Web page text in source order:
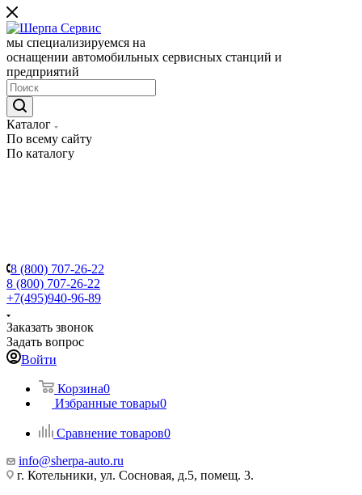
мы специализируемся на
оснащении автомобильных сервисных станций и
предприятий
Каталог
По всему сайту
По каталогу
8 (800) 707-26-22
8 (800) 707-26-22
+7(495)940-96-89
Заказать звонок
Задать вопрос
Войти
Корзина0
Избранные товары0
Сравнение товаров0
info@sherpa-auto.ru
г. Котельники, ул. Сосновая, д.5, помещ. 3.